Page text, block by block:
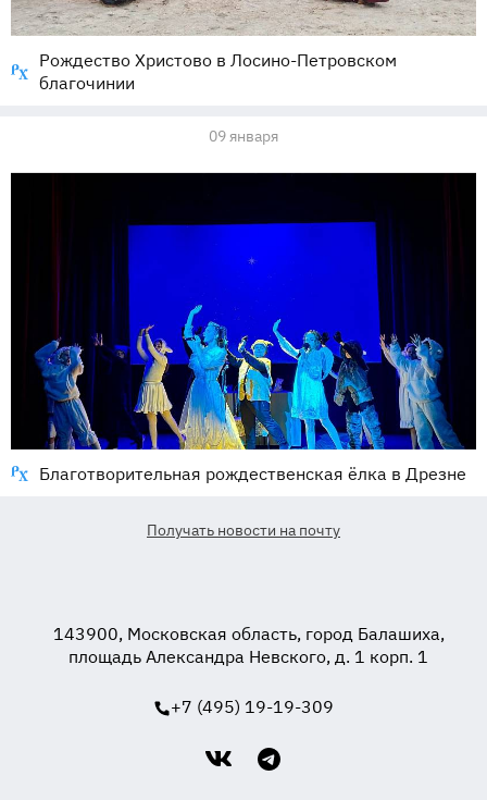
Рождество Христово в Лосино-Петровском
благочинии
09 января
Благотворительная рождественская ёлка в Дрезне
Получать новости на почту
143900, Московская область, город Балашиха,
площадь Александра Невского, д. 1 корп. 1
+7 (495) 19-19-309